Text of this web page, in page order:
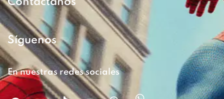
Síguenos
En nuestras redes sociales